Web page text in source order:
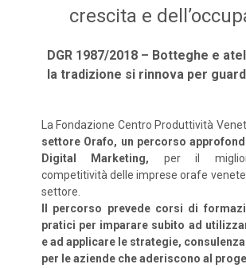
crescita e
DGR 1987/2018 – Botteghe e
la tradizione si rinnova per
La Fondazione Centro Produttività
settore Orafo, un percorso
Digital Marketing, per il
competitività delle imprese orafe venete
settore.
Il percorso prevede corsi di
pratici per imparare subito ad
e ad applicare le strategie,
per le aziende che aderiscono al